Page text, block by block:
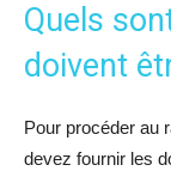
Quels
doivent
Pour procéder au
devez fournir les